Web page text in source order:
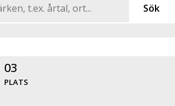
03
PLATS